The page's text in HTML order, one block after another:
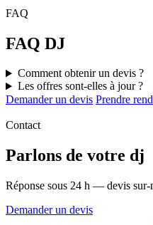
FAQ
FAQ DJ
Comment obtenir un devis ?
Les offres sont-elles à jour ?
Demander un devis Prendre
Contact
Parlons de votre dj
Réponse sous 24 h — devis sur-
Demander un devis